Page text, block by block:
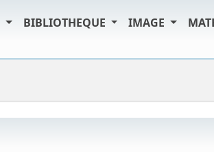
BIBLIOTHEQUE IMAGE